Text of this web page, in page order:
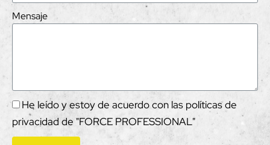
Mensaje
He leído y estoy de acuerdo con las políticas de
privacidad de "FORCE PROFESSIONAL"